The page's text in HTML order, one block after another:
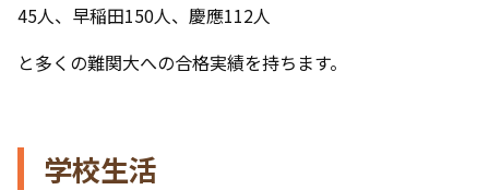
45人、早稲田150人、慶應112人
と多くの難関大への合格実績を持ちます。
学校生活